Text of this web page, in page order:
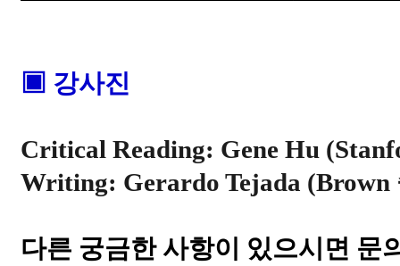
▣ 강사진
Critical Reading: Gene Hu
Writing: Gerardo Tejada (Brown
다른 궁금한 사항이 있으시면 문